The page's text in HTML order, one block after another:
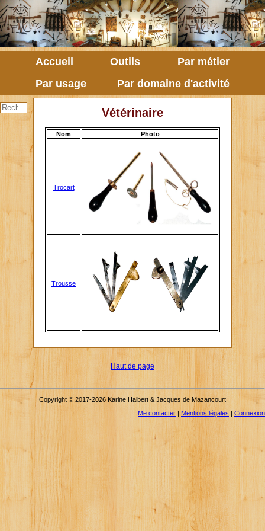
Accueil Outils
Par métier
Par usage
Par domaine d'activité
Vétérinaire
Nom Photo
Trocart
Trousse
Haut de page
Copyright © 2017-2026 Karine Halbert & Jacques de Mazancourt
Me contacter
Mentions légales Connexion